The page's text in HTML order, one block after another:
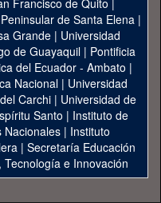
Francisco de Quito |
de Santa Elena|
Grande | Universidad
de Guayaquil| Pontificia
del Ecuador - Ambato |
Nacional| Universidad
Carchi| Universidad de
Santo | Instituto de
Nacionales | Instituto
| Secretaría Educación
Tecnología e Innovación